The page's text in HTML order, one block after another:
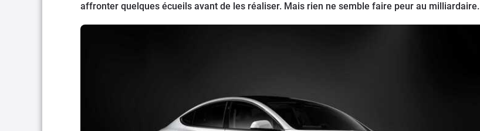
affronter quelques écueils avant de les réaliser. Mais rien ne semble faire peur au milliardaire.